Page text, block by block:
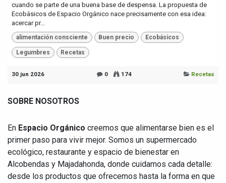
cuando se parte de una buena base de despensa. La propuesta de
Ecobásicos de Espacio Orgánico nace precisamente con esa idea:
acercar pr...
alimentación consciente Buen precio Ecobásicos
Legumbres Recetas
30 jun 2026 0 174 Recetas
SOBRE NOSOTROS
En Espacio Orgánico creemos que alimentarse bien es el
primer paso para vivir mejor. Somos un supermercado
ecológico, restaurante y espacio de bienestar en
Alcobendas y Majadahonda, donde cuidamos cada detalle:
desde los productos que ofrecemos hasta la forma en que